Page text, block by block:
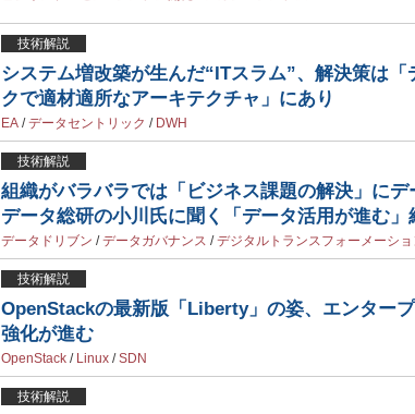
技術解説
システム増改築が生んだ“ITスラム”、解決策は「
クで適材適所なアーキテクチャ」にあり
EA /データセントリック / DWH
技術解説
組織がバラバラでは「ビジネス課題の解決」に
データ総研の小川氏に聞く「データ活用が進む」
データドリブン /データガバナンス /デジタルトランスフォーメーショ
技術解説
OpenStackの最新版「Liberty」の姿、エンター
強化が進む
OpenStack / Linux /SDN
技術解説